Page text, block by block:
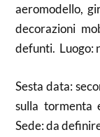
aeromodello,
decorazioni
defunti. Luogo:
Sesta data:
sulla tormenta
Sede: da